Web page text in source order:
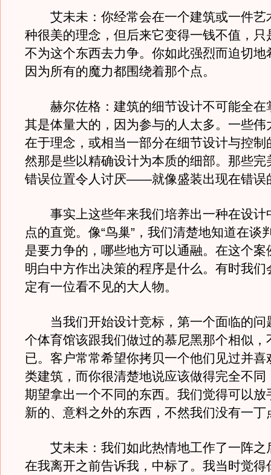
艾未未：你经常会在一个建筑或一件艺
种很美的理念，但后来它变得一钱不值，只
不为这个东西去力争。你如此强烈而迫切地
因为所有的魔力都围绕着那个点。
赫尔佐格：建筑的细节设计不可能全在
其是体量大的，因为参与的人太多。一些伟
在于理念，或相当一部分在细节设计与控制
然那是些以精确设计为本质的细部。那些完
错误位置令人讨厌——就像盛装出现在错误
事实上这些年来我们培养出一种在设计
点的直觉。像“鸟巢”，我们清楚地知道在谈
是要力争的，哪些地方可以通融。在这个案
明白中方作出决策的程序是什么。有时我们
定有一位看不见的大人物。
当我们开始设计竞标，第一个面临的问
个体育馆该跟我们做过的慕尼黑那个相似，
已。客户常常希望你拷贝一个他们见过并喜
类建筑，而你很清楚地说应该做得完全不同
期望拿出一个不同的东西。我们觉得可以放
新的、意料之外的东西，不然我们没有一丁
艾未未：我们如此热情地工作了一阵之
在我离开之前告诉我，中标了。我当时觉得